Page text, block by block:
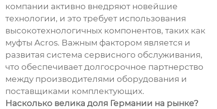
компании активно внедряют новейшие
технологии, и это требует использования
высокотехнологичных компонентов, таких как
муфты Acros. Важным фактором является и
развитая система сервисного обслуживания,
что обеспечивает долгосрочное партнерство
между производителями оборудования и
поставщиками комплектующих.
Насколько велика доля Германии на рынке?